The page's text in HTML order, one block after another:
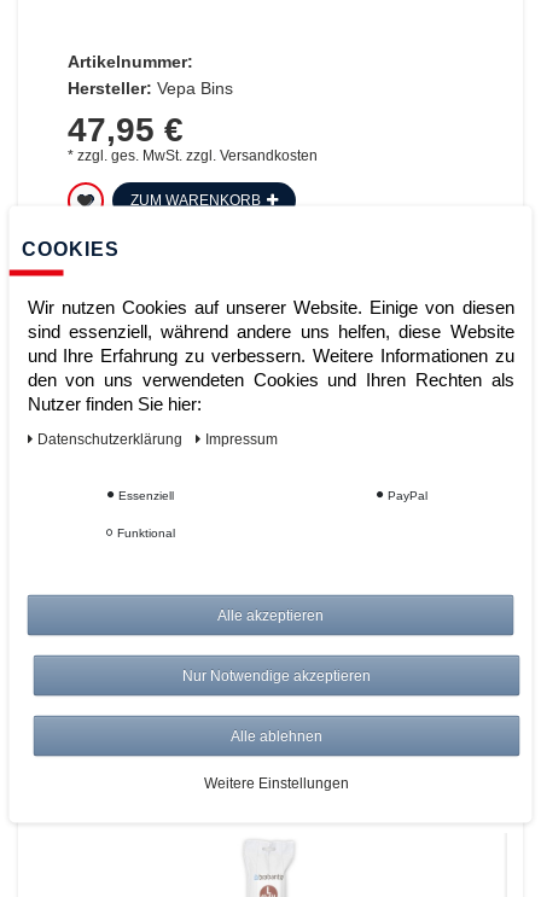
Artikelnummer:
Hersteller: Vepa Bins
47,95 €
* zzgl. ges. MwSt.zzgl. Versandkosten
ZUM WARENKORB
Hersteller: Vepa Bins
COOKIES
Wir nutzen Cookies auf unserer Website. Einige von diesen
sind essenziell, während andere uns helfen, diese Website
und Ihre Erfahrung zu verbessern. Weitere Informationen zu
den von uns verwendeten Cookies und Ihren Rechten als
Nutzer finden Sie hier:
Daten­schutz­erklärung Impressum
Essenziell PayPal
Funktional
Alle akzeptieren
Nur Notwendige akzeptieren
Alle ablehnen
Weitere Einstellungen